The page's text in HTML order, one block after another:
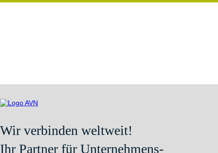
Wir verbinden weltweit!
Ihr Partner für Unternehmens-